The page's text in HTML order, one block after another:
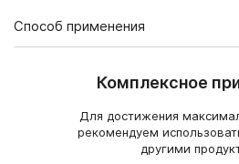
Белок коллагена (1 стик, 3
г)
3000
Белок коллагена (3 стика,
9000
Способ применения
Взрослым во время еды,
профилактического курса (1 уп в
стику (3 г) в день. Для
принимайте по 3 стика (9 г) в день.
Комплексное
Для достижения
рекомендуем
другими